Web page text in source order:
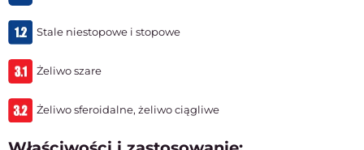
Stale niestopowe i stopowe
Żeliwo szare
Żeliwo sferoidalne, żeliwo ciągliwe